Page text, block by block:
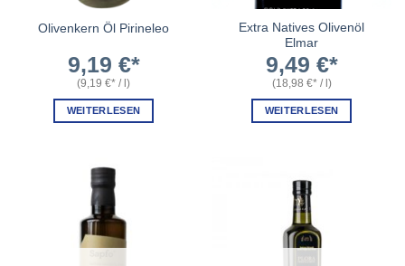
Olivenkern Öl Pirineleo
9,19 €
(9,19 € /l)
WEITERLESEN
Extra Natives Olivenöl
Elmar
9,49 €
(18,98 € /l)
WEITERLESEN